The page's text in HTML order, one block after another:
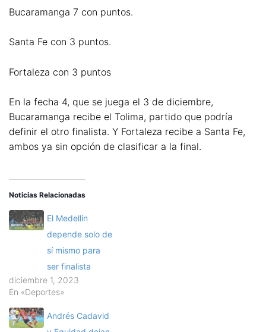
Bucaramanga 7 con puntos.
Santa Fe con 3 puntos.
Fortaleza con 3 puntos
En la fecha 4, que se juega el 3 de diciembre,
Bucaramanga recibe el Tolima, partido que podría
definir el otro finalista. Y Fortaleza recibe a Santa Fe,
ambos ya sin opción de clasificar a la final.
Noticias Relacionadas
El Medellín
depende solo de
sí mismo para
ser finalista
diciembre 1, 2023
En «Deportes»
Andrés Cadavid